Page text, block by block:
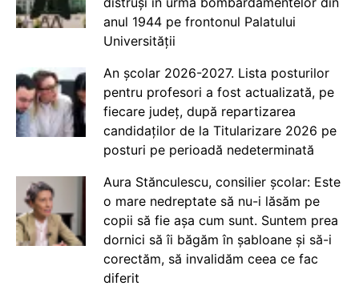
anul 1944 pe frontonul Palatului
Universității
An școlar 2026-2027. Lista posturilor
pentru profesori a fost actualizată, pe
fiecare județ, după repartizarea
candidaților de la Titularizare 2026 pe
posturi pe perioadă nedeterminată
Aura Stănculescu, consilier școlar: Este
o mare nedreptate să nu-i lăsăm pe
copii să fie așa cum sunt. Suntem prea
dornici să îi băgăm în șabloane și să-i
corectăm, să invalidăm ceea ce fac
diferit